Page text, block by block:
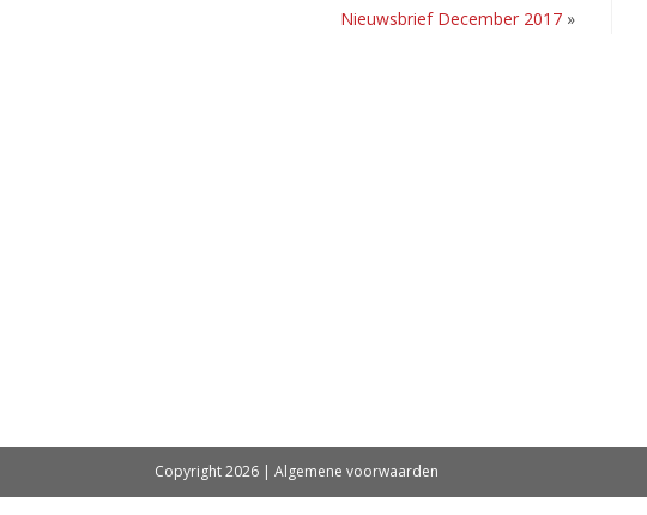
Nieuwsbrief December 2017 »
Copyright 2026 | Algemene voorwaarden